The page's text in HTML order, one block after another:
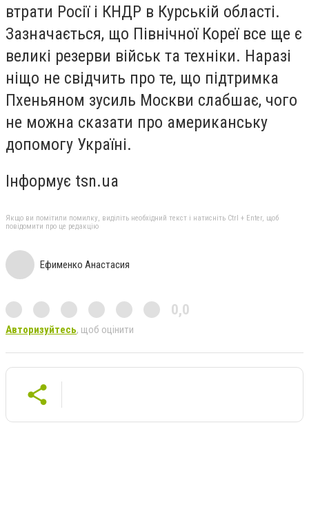
втрати Росії і КНДР в Курській області.
Зазначається, що Північної Кореї все ще є
великі резерви військ та техніки. Наразі
ніщо не свідчить про те, що підтримка
Пхеньяном зусиль Москви слабшає, чого
не можна сказати про американську
допомогу Україні.
Інформує tsn.ua
Якщо ви помітили помилку, виділіть необхідний текст і натисніть Ctrl + Enter, щоб
повідомити про це редакцію
Ефименко Анастасия
0,0
Авторизуйтесь, щоб оцінити